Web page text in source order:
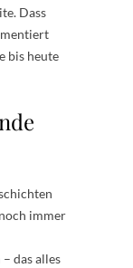
Dass
bis heute
immer
das alles